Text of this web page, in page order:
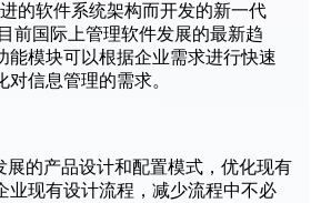
的软件系统架构而开发的新一代
前国际上管理软件发展的最新趋
能模块可以根据企业需求进行快速
信息管理的需求。
展的产品设计和配置模式，优化现有
业现有设计流程，减少流程中不必